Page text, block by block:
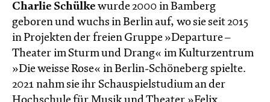
Charlie Schülke wurde 2000 in Bamberg
geboren und wuchs in Berlin auf, wo sie seit 2015
in Projekten der freien Gruppe »Departure –
Theater im Sturm und Drang« im Kulturzentrum
»Die weisse Rose« in Berlin-Schöneberg spielte.
2021 nahm sie ihr Schauspielstudium an der